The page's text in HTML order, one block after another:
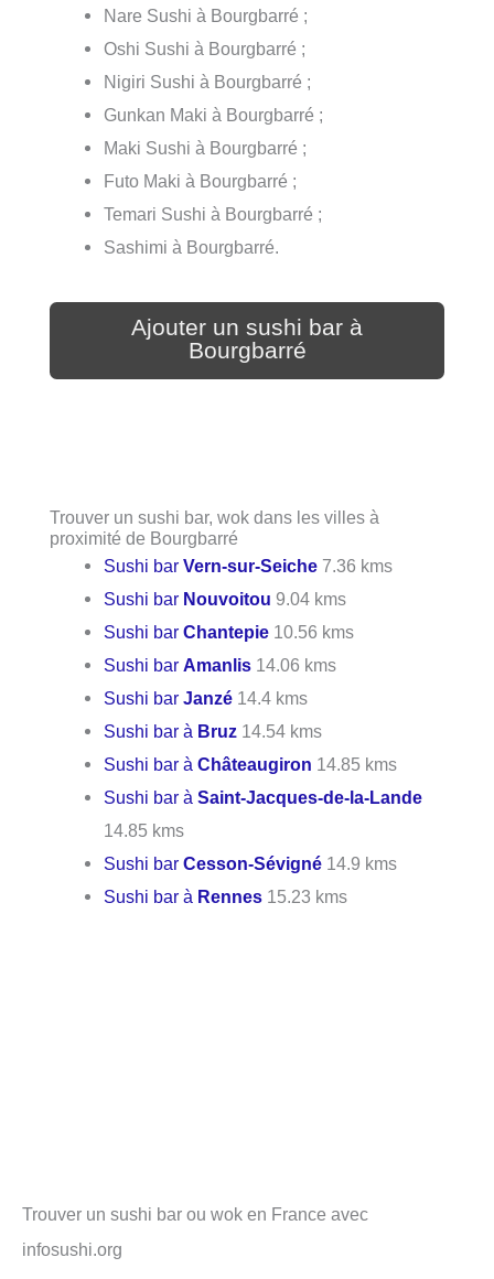
Nare Sushi à Bourgbarré ;
Oshi Sushi à Bourgbarré ;
Nigiri Sushi à Bourgbarré ;
Gunkan Maki à Bourgbarré ;
Maki Sushi à Bourgbarré ;
Futo Maki à Bourgbarré ;
Temari Sushi à Bourgbarré ;
Sashimi à Bourgbarré.
Ajouter un sushi bar à
Bourgbarré
Trouver un sushi bar, wok dans les villes à
proximité de Bourgbarré
Sushi barVern-sur-Seiche 7.36 kms
Sushi bar Nouvoitou 9.04 kms
Sushi barChantepie 10.56 kms
Sushi barAmanlis 14.06 kms
Sushi barJanzé 14.4 kms
Sushi bar à Bruz 14.54 kms
Sushi bar àChâteaugiron 14.85 kms
Sushi bar àSaint-Jacques-de-la-Lande
14.85 kms
Sushi barCesson-Sévigné 14.9 kms
Sushi bar à Rennes 15.23 kms
Trouver un sushi bar ou wok en France avec
infosushi.org